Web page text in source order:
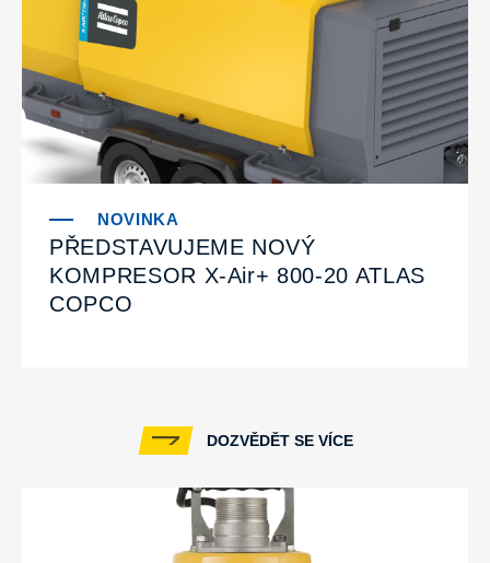
PŘEDSTAVUJEME NOVÝ
KOMPRESOR X-Air+ 800-20 ATLAS
COPCO
DOZVĚDĚT SE VÍCE